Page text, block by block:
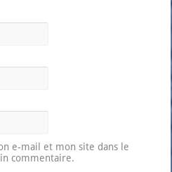
e-mail et mon site dans le
commentaire.